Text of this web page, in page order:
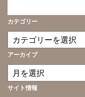
カテゴリー
アーカイブ
サイト情報